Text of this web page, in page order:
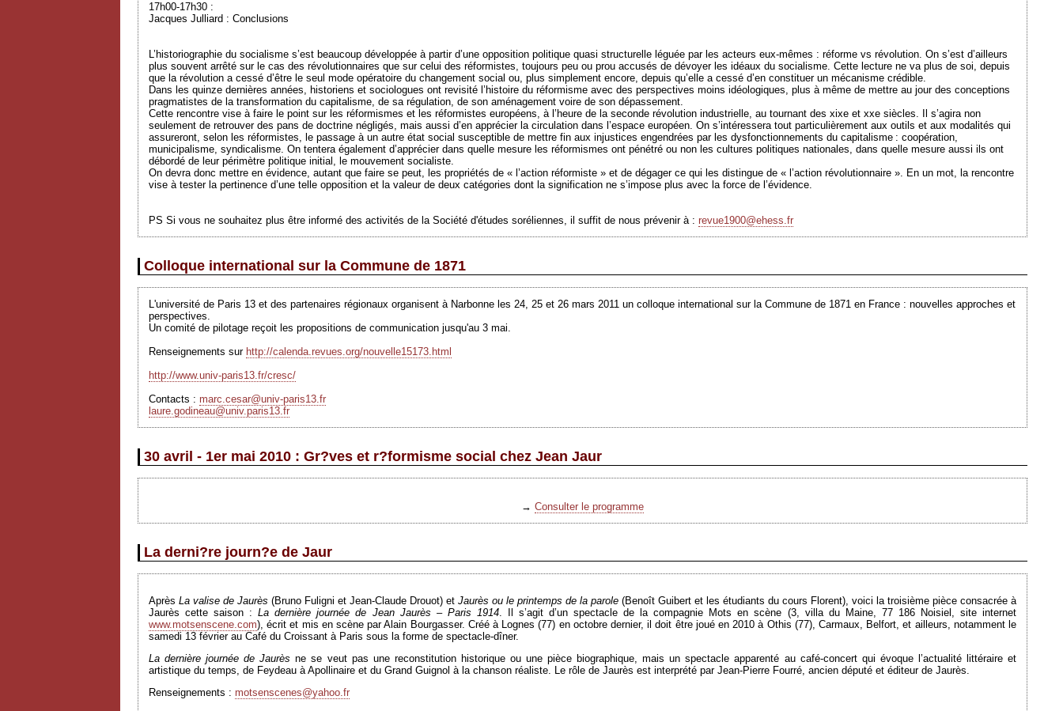
17h00-17h30 :
Jacques Julliard : Conclusions
L’historiographie du socialisme s’est beaucoup développée à partir d’une opposition politique quasi structurelle léguée par les acteurs eux-mêmes : réforme vs révolution. On s’est d’ailleurs
plus souvent arrêté sur le cas des révolutionnaires que sur celui des réformistes, toujours peu ou prou accusés de dévoyer les idéaux du socialisme. Cette lecture ne va plus de soi, depuis
que la révolution a cessé d’être le seul mode opératoire du changement social ou, plus simplement encore, depuis qu’elle a cessé d’en constituer un mécanisme crédible.
Dans les quinze dernières années, historiens et sociologues ont revisité l’histoire du réformisme avec des perspectives moins idéologiques, plus à même de mettre au jour des conceptions
pragmatistes de la transformation du capitalisme, de sa régulation, de son aménagement voire de son dépassement.
Cette rencontre vise à faire le point sur les réformismes et les réformistes européens, à l’heure de la seconde révolution industrielle, au tournant des xixe et xxe siècles. Il s’agira non
seulement de retrouver des pans de doctrine négligés, mais aussi d’en apprécier la circulation dans l’espace européen. On s’intéressera tout particulièrement aux outils et aux modalités qui
assureront, selon les réformistes, le passage à un autre état social susceptible de mettre fin aux injustices engendrées par les dysfonctionnements du capitalisme : coopération,
municipalisme, syndicalisme. On tentera également d’apprécier dans quelle mesure les réformismes ont pénétré ou non les cultures politiques nationales, dans quelle mesure aussi ils ont
débordé de leur périmètre politique initial, le mouvement socialiste.
On devra donc mettre en évidence, autant que faire se peut, les propriétés de « l’action réformiste » et de dégager ce qui les distingue de « l’action révolutionnaire ». En un mot, la rencontre
vise à tester la pertinence d’une telle opposition et la valeur de deux catégories dont la signification ne s’impose plus avec la force de l’évidence.
PS Si vous ne souhaitez plus être informé des activités de la Société d'études soréliennes, il suffit de nous prévenir à : revue1900@ehess.fr
Colloque international sur la Commune de 1871
L'université de Paris 13 et des partenaires régionaux organisent à Narbonne les 24, 25 et 26 mars 2011 un colloque international sur la Commune de 1871 en France : nouvelles approches et
perspectives.
Un comité de pilotage reçoit les propositions de communication jusqu'au 3 mai.
Renseignements sur http://calenda.revues.org/nouvelle15173.html
http://www.univ-paris13.fr/cresc/
Contacts : marc.cesar@univ-paris13.fr
laure.godineau@univ.paris13.fr
30 avril - 1er mai 2010 : Gr?ves et r?formisme social chez Jean Jaur
→Consulter le programme
La derni?re journ?e de Jaur
AprèsLa valise de Jaurès (Bruno Fuligni et Jean-Claude Drouot) etJaurès ou le printemps de la parole (Benoît Guibert et les étudiants du cours Florent), voici la troisième pièce consacrée à
Jaurès cette saison :La dernière journée de Jean Jaurès – Paris 1914. Il s’agit d’un spectacle de la compagnie Mots en scène (3, villa du Maine, 77 186 Noisiel, site internet
www.motsenscene.com), écrit et mis en scène par Alain Bourgasser. Créé à Lognes (77) en octobre dernier, il doit être joué en 2010 à Othis (77), Carmaux, Belfort, et ailleurs, notamment le
samedi 13 février au Café du Croissant à Paris sous la forme de spectacle-dîner.
La dernière journée de Jaurès ne se veut pas une reconstitution historique ou une pièce biographique, mais un spectacle apparenté au café-concert qui évoque l’actualité littéraire et
artistique du temps, de Feydeau à Apollinaire et du Grand Guignol à la chanson réaliste. Le rôle de Jaurès est interprété par Jean-Pierre Fourré, ancien député et éditeur de Jaurès.
Renseignements : motsenscenes@yahoo.fr